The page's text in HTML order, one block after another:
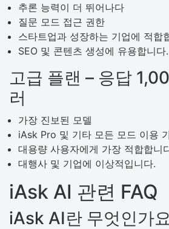
추론 능력이 더 뛰어나다
질문 모드 접근 권한
스타트업과 성장하는 기업에 적합
SEO 및 콘텐츠 생성에 유용합니다.
고급 플랜 – 응답
러
가장 진보된 모델
iAsk Pro 및 기타 모든 모드 이용
대용량 사용자에게 가장 적합합니
대행사 및 기업에 이상적입니다.
iAsk AI 관련 FAQ
iAsk AI란 무엇인가